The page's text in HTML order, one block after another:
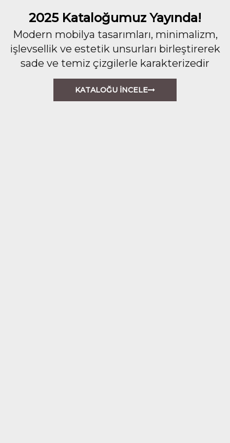
2025 Kataloğumuz Yayında!
Modern mobilya tasarımları, minimalizm,
işlevsellik ve estetik unsurları birleştirerek
sade ve temiz çizgilerle karakterizedir
KATALOĞU İNCELE